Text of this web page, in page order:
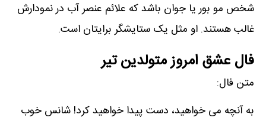
شخص مو بور یا جوان باشد که علائم عنصر آب در نمودارش
غالب ھستند. او مثل یک ستایشگر برایتان است.
فال عشق امروز متولدین تیر
متن فال:
به آنچه می خواھید، دست پیدا خواھید کرد! شانس خوب